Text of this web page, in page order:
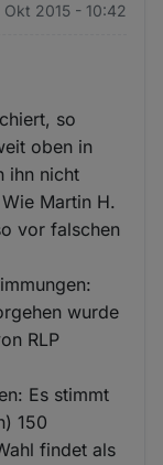
Okt 2015 - 10:42
so
oben in
ihn nicht
Martin H.
vor falschen
wurde
RLP
Es stimmt
150
findet als